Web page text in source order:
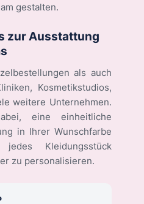
gestalten.
zur Ausstattung
als auch
Kosmetikstudios,
weitere Unternehmen.
eine einheitliche
in Ihrer Wunschfarbe
jedes Kleidungsstück
zu personalisieren.